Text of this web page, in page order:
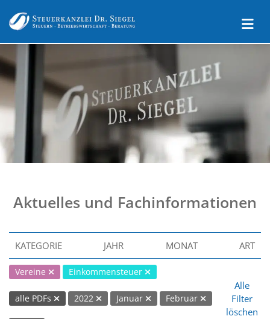
Aktuelles und Fachinformationen
KATEGORIE JAHR MONAT ART
Vereine Einkommensteuer
alle PDFs 2022 Januar Februar
Alle
Filter
löschen